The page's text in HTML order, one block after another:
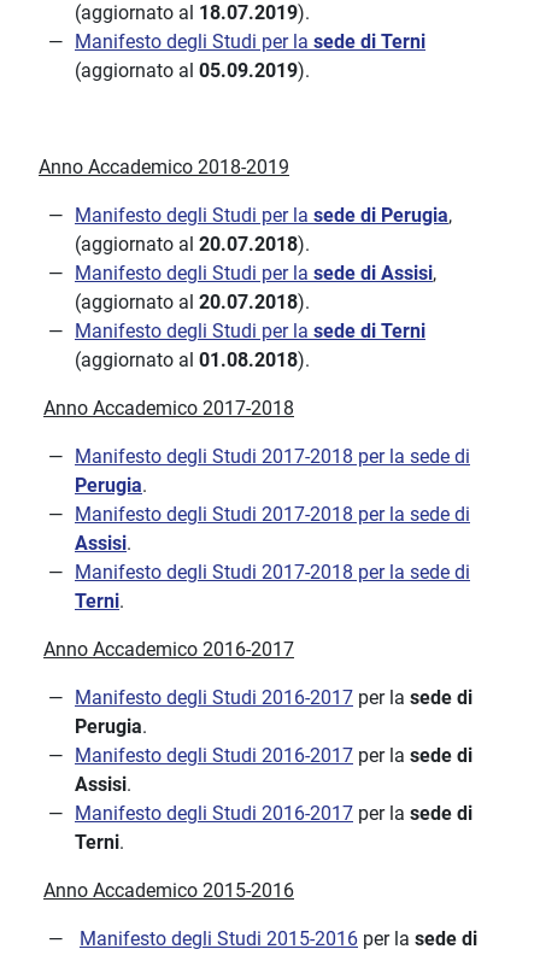
(aggiornato al 18.07.2019).
Manifesto degli Studi per la sede di Terni
(aggiornato al 05.09.2019).
Anno Accademico 2018-2019
Manifesto degli Studi per la sede di Perugia,
(aggiornato al 20.07.2018).
Manifesto degli Studi per la sede di Assisi,
(aggiornato al 20.07.2018).
Manifesto degli Studi per la sede di Terni
(aggiornato al 01.08.2018).
Anno Accademico 2017-2018
Manifesto degli Studi 2017-2018 per la sede di
Perugia.
Manifesto degli Studi 2017-2018 per la sede di
Assisi.
Manifesto degli Studi 2017-2018 per la sede di
Terni.
Anno Accademico 2016-2017
Manifesto degli Studi 2016-2017 per la sede di
Perugia.
Manifesto degli Studi 2016-2017 per la sede di
Assisi.
Manifesto degli Studi 2016-2017 per la sede di
Terni.
Anno Accademico 2015-2016
Manifesto degli Studi 2015-2016 per la sede di